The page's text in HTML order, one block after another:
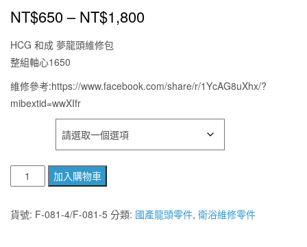
NT$650–NT$1,800
HCG 和成 夢龍頭維修包
整組軸心1650
維修參考:https://www.facebook.com/share/r/1YcAG8uXhx/?
mibextid=wwXIfr
【麗
室
衛
加入購物車
貨號: F-081-4/F-081-5 分類: 國產龍頭零件, 衛浴維修零件